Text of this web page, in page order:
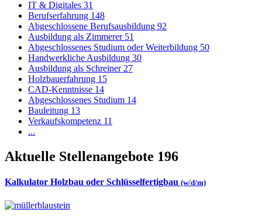
IT & Digitales 31
Berufserfahrung 148
Abgeschlossene Berufsausbildung 92
Ausbildung als Zimmerer 51
Abgeschlossenes Studium oder Weiterbildung 50
Handwerkliche Ausbildung 30
Ausbildung als Schreiner 27
Holzbauerfahrung 15
CAD-Kenntnisse 14
Abgeschlossenes Studium 14
Bauleitung 13
Verkaufskompetenz 11
...
Aktuelle Stellenangebote 196
Kalkulator Holzbau oder Schlüsselfertigbau (w/d/m)